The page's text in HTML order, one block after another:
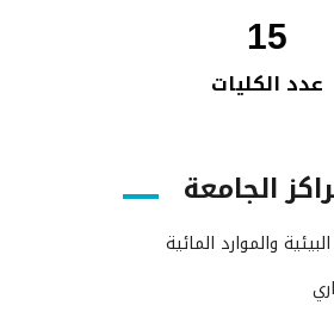
15
عدد الكليات
الجامعة
والموارد المائية